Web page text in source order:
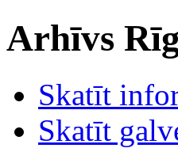
Arhīvs
Skatīt
Skatīt